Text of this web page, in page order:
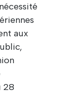
aux
28